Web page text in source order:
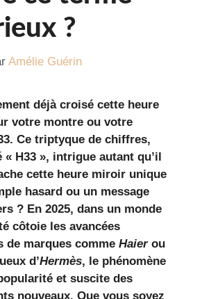
?
Amélie Guérin
déjà croisé cette heure
votre montre ou votre
Ce triptyque de chiffres,
« H33 », intrigue autant qu’il
cette heure miroir unique
hasard ou un message
? En 2025, dans un monde
côtoie les avancées
de marques comme Haierou
d’Hermès, le phénomène
et suscite des
nouveaux. Que vous soyez